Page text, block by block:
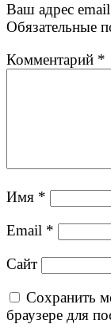
Ваш адрес
Обязательные
Комментарий *
Имя *
Email *
Сайт
Сохранить
браузере для